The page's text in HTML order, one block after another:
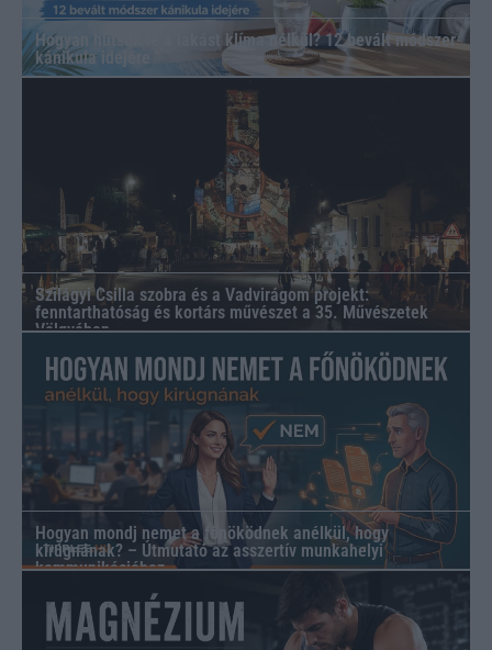
Hogyan hűtsük le a lakást klíma nélkül? 12 bevált módszer
kánikula idejére
Szilágyi Csilla szobra és a Vadvirágom projekt:
fenntarthatóság és kortárs művészet a 35. Művészetek
Völgyében
Hogyan mondj nemet a főnöködnek anélkül, hogy
kirúgnának? – Útmutató az asszertív munkahelyi
kommunikációhoz